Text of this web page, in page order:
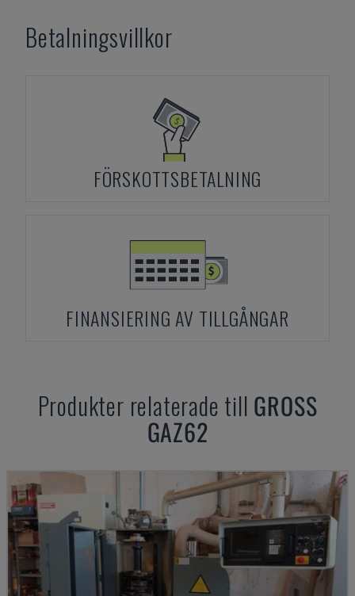
Betalningsvillkor
FÖRSKOTTSBETALNING
FINANSIERING AV TILLGÅNGAR
Produkter relaterade till GROSS
GAZ62